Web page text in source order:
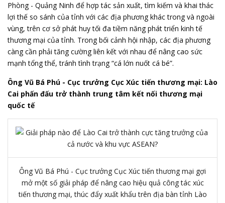
Phòng - Quảng Ninh để hợp tác sản xuất, tìm kiếm và khai thác
lợi thế so sánh của tỉnh với các địa phương khác trong và ngoài
vùng, trên cơ sở phát huy tối đa tiềm năng phát triển kinh tế
thương mại của tỉnh. Trong bối cảnh hội nhập, các địa phương
càng cần phải tăng cường liên kết với nhau để nâng cao sức
mạnh tổng thể, tránh tình trạng “cá lớn nuốt cá bé”.
Ông Vũ Bá Phú - Cục trưởng Cục Xúc tiến thương mại: Lào
Cai phấn đấu trở thành trung tâm kết nối thương mại
quốc tế
Ông Vũ Bá Phú - Cục trưởng Cục Xúc tiến thương mại gợi
mở một số giải pháp để nâng cao hiệu quả công tác xúc
tiến thương mại, thúc đẩy xuất khẩu trên địa bàn tỉnh Lào